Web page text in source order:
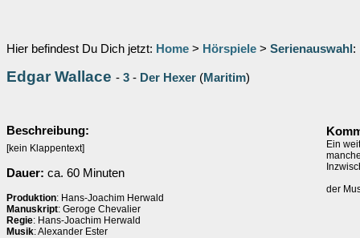
Hier befindest Du Dich jetzt: Home > Hörspiele > Serienauswahl :
Edgar Wallace - 3 - Der Hexer (Maritim)
Beschreibung:
[kein Klappentext]
Dauer: ca. 60 Minuten
Produktion: Hans-Joachim Herwald
Manuskript: Geroge Chevalier
Regie: Hans-Joachim Herwald
Musik: Alexander Ester
Ein
der